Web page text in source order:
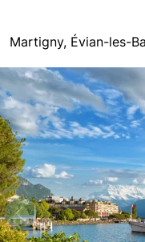
Martigny, Évian-les-